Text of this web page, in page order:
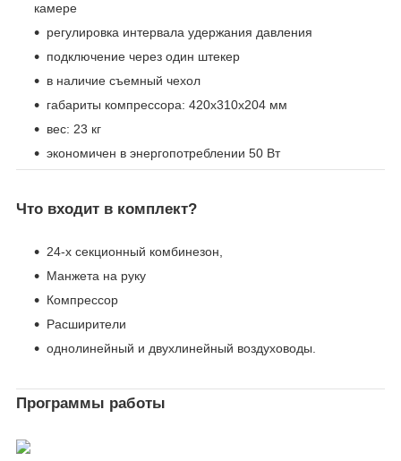
камере
регулировка интервала удержания давления
подключение через один штекер
в наличие съемный чехол
габариты компрессора: 420х310х204 мм
вес: 23 кг
экономичен в энергопотреблении 50 Вт
Что входит в комплект?
24-х секционный комбинезон,
Манжета на руку
Компрессор
Расширители
однолинейный и двухлинейный воздуховоды.
Программы работы